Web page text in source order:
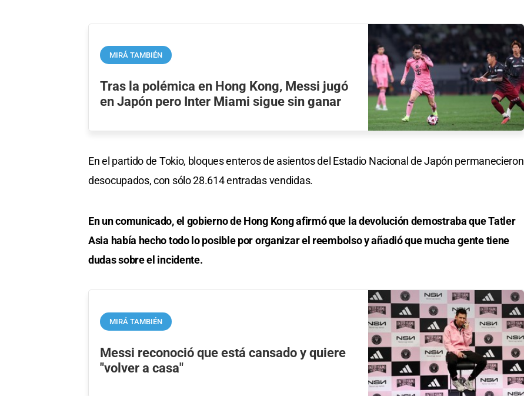
MIRÁ TAMBIÉN
Tras la polémica en Hong Kong, Messi jugó
en Japón pero Inter Miami sigue sin ganar
En el partido de Tokio, bloques enteros de asientos del Estadio Nacional de Japón permanecieron
desocupados, con sólo 28.614 entradas vendidas.
En un comunicado, el gobierno de Hong Kong afirmó que la devolución demostraba que Tatler
Asia había hecho todo lo posible por organizar el reembolso y añadió que mucha gente tiene
dudas sobre el incidente.
MIRÁ TAMBIÉN
Messi reconoció que está cansado y quiere
"volver a casa"